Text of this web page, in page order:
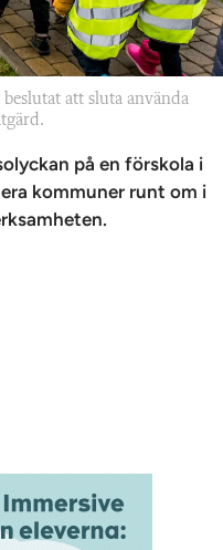
att sluta använda
på en förskola i
kommuner runt om i